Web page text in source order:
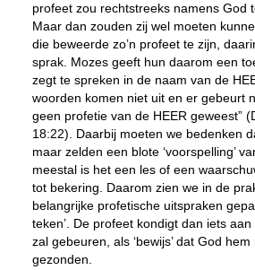
profeet zou rechtstreeks namens God
Maar dan zouden zij wel moeten
die beweerde zo’n profeet te zijn,
sprak. Mozes geeft hun daarom een
zegt te spreken in de naam van de
woorden komen niet uit en er gebeurt
geen profetie van de HEER geweest”
18:22). Daarbij moeten we bedenken
maar zelden een blote ‘voorspelling’
meestal is het een les of een
tot bekering. Daarom zien we in de
belangrijke profetische uitspraken
teken’. De profeet kondigt dan iets
zal gebeuren, als ‘bewijs’ dat God
gezonden.